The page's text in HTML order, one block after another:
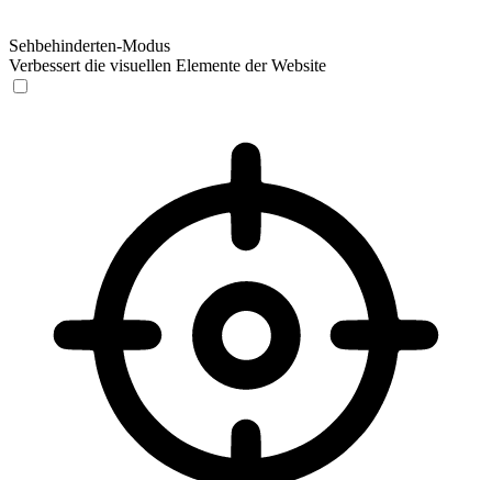
Sehbehinderten-Modus
Verbessert die visuellen Elemente der Website